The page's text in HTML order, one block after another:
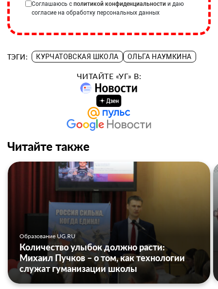
Соглашаюсь с политикой конфиденциальности и даю
согласие на обработку персональных данных
ТЭГИ: КУРЧАТОВСКАЯ ШКОЛА ОЛЬГА НАУМКИНА
ЧИТАЙТЕ «УГ» В:
Читайте также
Образование UG.RU
Количество улыбок должно расти:
Михаил Пучков – о том, как технологии
служат гуманизации школы